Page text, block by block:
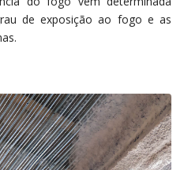
de exposição ao fogo e as